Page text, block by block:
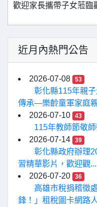
歡迎家長攜帶子女蒞臨
近月內熱門公告
2026-07-08 53
彰化縣115年親
傳承—樂齡童軍家庭
2026-07-10
43
115年教師節敬
2026-07-14
39
彰化縣政府辦理
習精華影片，歡迎觀...
2026-07-20
36
高雄市稅捐稽徵
鋒！」租稅圖卡網路